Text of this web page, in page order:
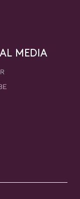
MEDIA